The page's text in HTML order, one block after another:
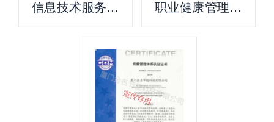
信息技术服务管
职业健康管理体